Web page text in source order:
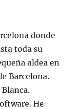
donde
toda su
aldea en
Barcelona.
He